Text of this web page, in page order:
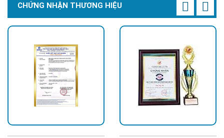
CHỨNG NHẬN THƯƠNG HIỆU